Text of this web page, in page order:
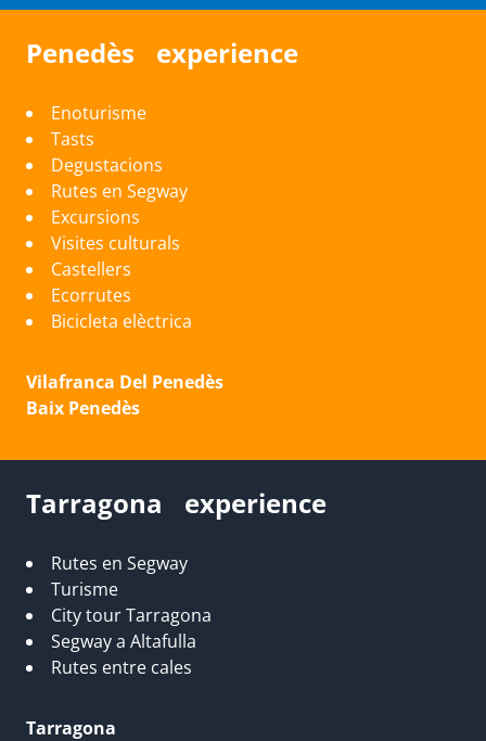
Penedès experience
Enoturisme
Tasts
Degustacions
Rutes en Segway
Excursions
Visites culturals
Castellers
Ecorrutes
Bicicleta elèctrica
Vilafranca Del Penedès
Baix Penedès
Tarragona experience
Rutes en Segway
Turisme
City tour Tarragona
Segway a Altafulla
Rutes entre cales
Tarragona